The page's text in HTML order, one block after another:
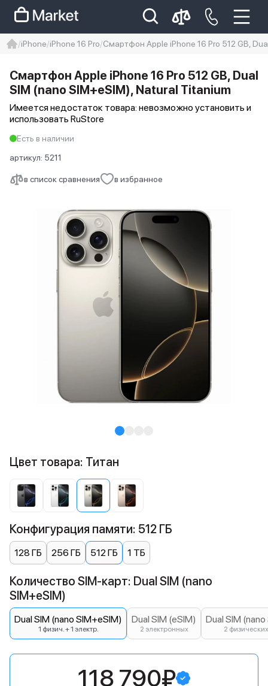
Iphone 14 pro max
айфон 14
iPhone iPhone 16 Pro Смартфон Apple iPhone 16 Pro 512 GB,
в список сравнения в избранное
Смартфон Apple iPhone 16 Pro 512 GB, Dual
SIM (nano SIM+eSIM), Natural Titanium
Имеется недостаток товара: невозможно установить и
использовать RuStore
Есть в наличии
артикул: 5211
Цвет товара: Титан
Конфигурация памяти: 512 ГБ
128 ГБ 256 ГБ 512 ГБ 1 ТБ
Количество SIM-карт: Dual SIM (nano
SIM+eSIM)
Dual SIM (nano SIM+eSIM)
1 физич. + 1 электр.
Dual SIM (eSIM)
2 электронных
Dual SIM
2 физических
118 790₽